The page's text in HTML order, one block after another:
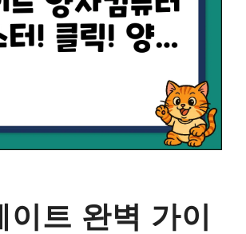
이트 완벽 가이